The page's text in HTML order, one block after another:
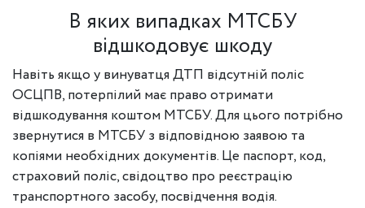
В яких випадках МТСБУ
відшкодовує шкоду
Навіть якщо у винуватця ДТП відсутній поліс
ОСЦПВ, потерпілий має право отримати
відшкодування коштом МТСБУ. Для цього потрібно
звернутися в МТСБУ з відповідною заявою та
копіями необхідних документів. Це паспорт, код,
страховий поліс, свідоцтво про реєстрацію
транспортного засобу, посвідчення водія.